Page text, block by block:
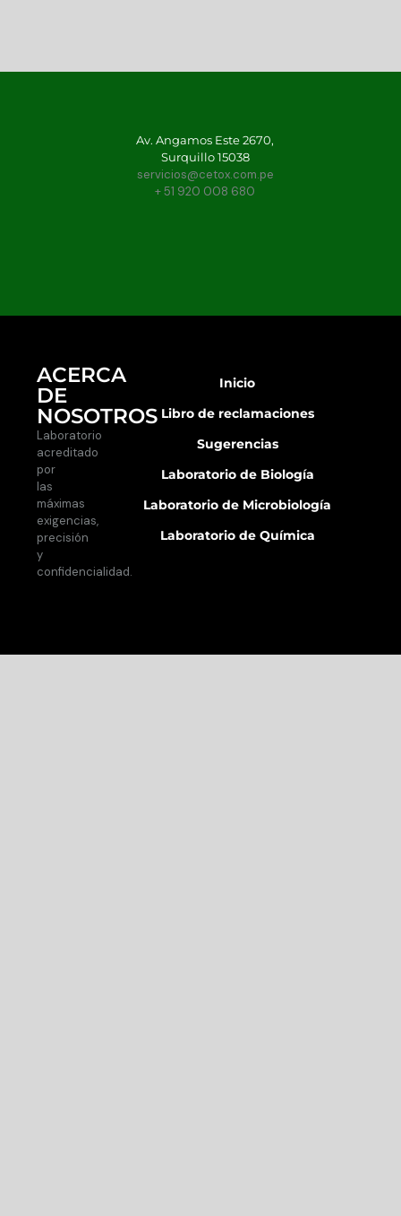
Av. Angamos Este 2670,
Surquillo 15038
servicios@cetox.com.pe
+ 51 920 008 680
ACERCA
DE
NOSOTROS
Laboratorio
acreditado
por
las
máximas
exigencias,
precisión
y
confidencialidad.
Inicio
Libro de reclamaciones
Sugerencias
Laboratorio de Biología
Laboratorio de Microbiología
Laboratorio de Química